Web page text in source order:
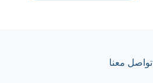
تواصل معنا